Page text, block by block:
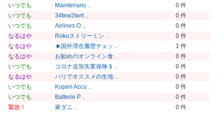
いつでも
Maintenanc ..
0 件
いつでも
34tew2twrt ..
0 件
いつでも
Airlines O ..
0 件
なるはや
Rokuストリーミン ..
0 件
なるはや
★国外滞在履歴チェッ ..
1 件
なるはや
お勧めのオンライン食 ..
0 件
いつでも
コロナ追加失業保険＄ ..
0 件
なるはや
パリでオススメの生地 ..
0 件
いつでも
Kopen Accu ..
0 件
いつでも
Batterie P ..
0 件
緊急！
家ダニ ..
0 件